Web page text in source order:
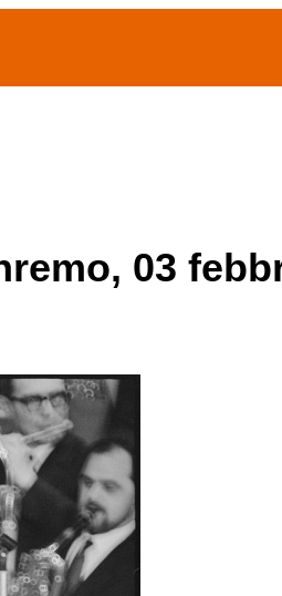
03